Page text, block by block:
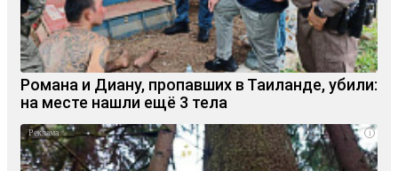
Романа и Диану, пропавших в Таиланде, убили:
на месте нашли ещё 3 тела
i